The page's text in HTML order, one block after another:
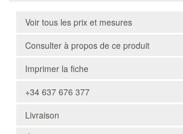
Voir tous les prix et mesures
Consulter à propos de ce produit
Imprimer la fiche
+34 637 676 377
Livraison